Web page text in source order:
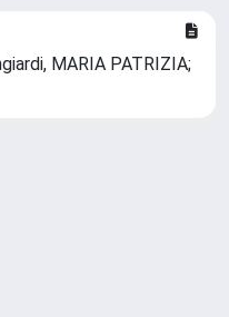
MARIA PATRIZIA;